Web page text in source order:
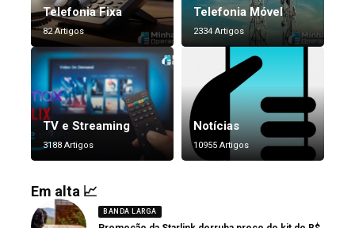
Telefonia Fixa
82 Artigos
Telefonia Móvel
2334 Artigos
TV e Streaming
3188 Artigos
Notícias
10955 Artigos
Em alta 📈
BANDA LARGA